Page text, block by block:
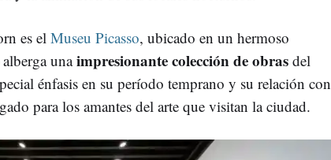
es elMuseu Picasso, ubicado en un hermoso
unaimpresionante colección de obras del
énfasis en su período temprano y su relación con
para los amantes del arte que visitan la ciudad.